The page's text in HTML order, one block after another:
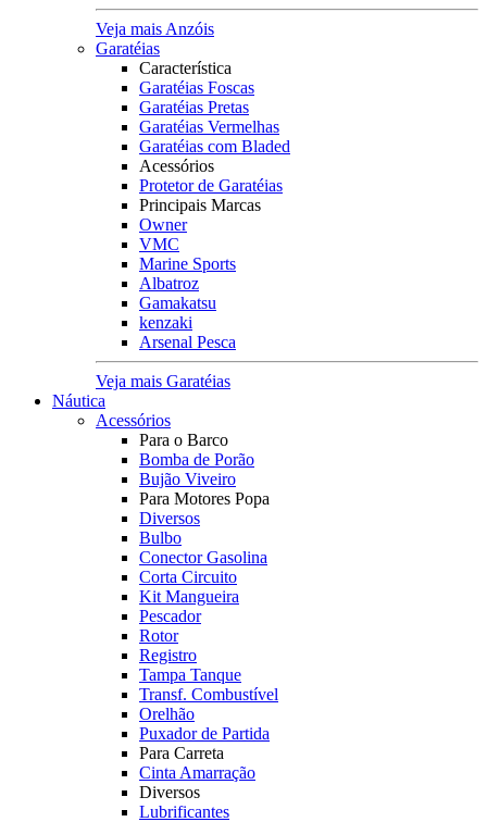
Veja mais Anzóis
Garatéias
Característica
Garatéias Foscas
Garatéias Pretas
Garatéias Vermelhas
Garatéias com Bladed
Acessórios
Protetor de Garatéias
Principais Marcas
Owner
VMC
Marine Sports
Albatroz
Gamakatsu
kenzaki
Arsenal Pesca
Veja mais Garatéias
Náutica
Acessórios
Para o Barco
Bomba de Porão
Bujão Viveiro
Para Motores Popa
Diversos
Bulbo
Conector Gasolina
Corta Circuito
Kit Mangueira
Pescador
Rotor
Registro
Tampa Tanque
Transf. Combustível
Orelhão
Puxador de Partida
Para Carreta
Cinta Amarração
Diversos
Lubrificantes